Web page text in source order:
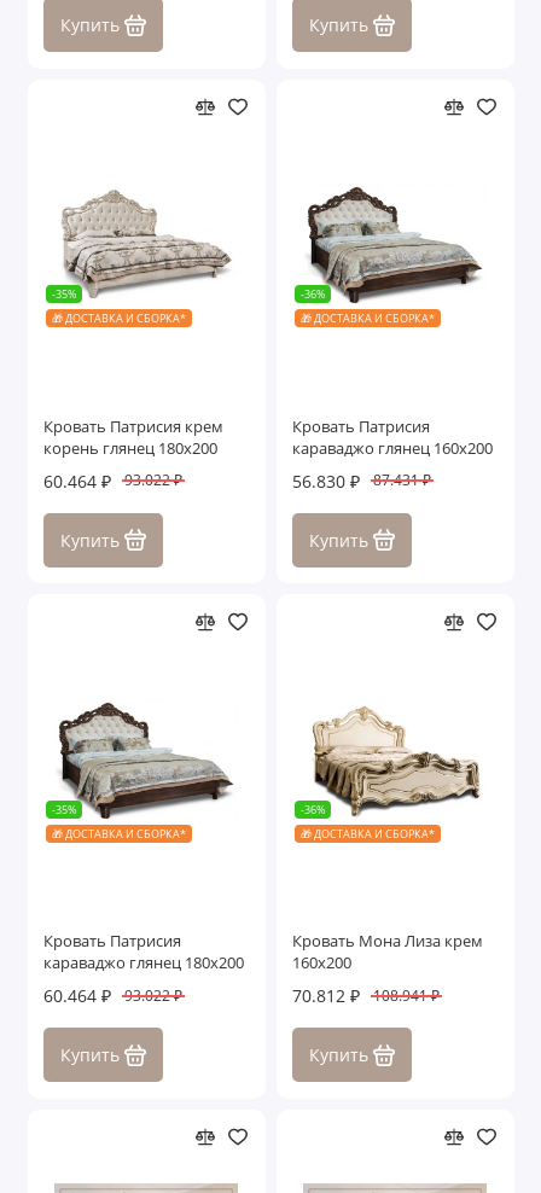
Купить Купить
-35%
🎁 ДОСТАВКА И СБОРКА*
Кровать Патрисия крем
корень глянец 180х200
60.464 ₽ 93.022 ₽
Купить
-36%
🎁 ДОСТАВКА И СБОРКА*
Кровать Патрисия
караваджо глянец 160х200
56.830 ₽ 87.431 ₽
Купить
-35%
🎁 ДОСТАВКА И СБОРКА*
Кровать Патрисия
караваджо глянец 180х200
60.464 ₽ 93.022 ₽
Купить
-36%
🎁 ДОСТАВКА И СБОРКА*
Кровать Мона Лиза крем
160х200
70.812 ₽ 108.941 ₽
Купить